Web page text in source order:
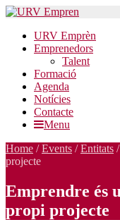
URV Emprèn
Emprenedors
Talent
Formació
Agenda
Notícies
Contacte
Menu
Home / Events / Entitats /
projecte
Emprendre és
propi projecte